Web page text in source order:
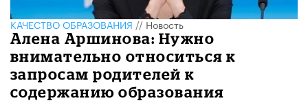
КАЧЕСТВО ОБРАЗОВАНИЯ//Новость
Алена Аршинова: Нужно
внимательно относиться к
запросам родителей к
содержанию образования